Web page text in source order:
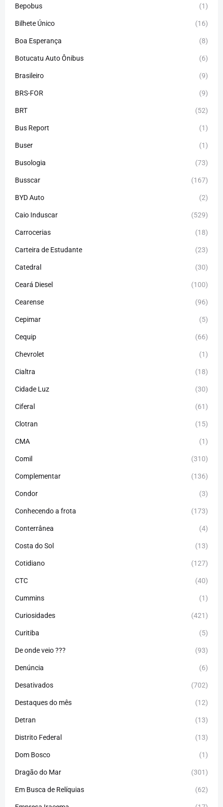
Bepobus (1)
Bilhete Único (16)
Boa Esperança (8)
Botucatu Auto Ônibus (6)
Brasileiro (9)
BRS-FOR (9)
BRT (52)
Bus Report (1)
Buser (1)
Busologia (73)
Busscar (167)
BYD Auto (2)
Caio Induscar (529)
Carrocerias (18)
Carteira de Estudante (23)
Catedral (30)
Ceará Diesel (100)
Cearense (96)
Cepimar (5)
Cequip (66)
Chevrolet (1)
Cialtra (18)
Cidade Luz (30)
Ciferal (61)
Clotran (15)
CMA (1)
Comil (310)
Complementar (136)
Condor (3)
Conhecendo a frota (173)
Conterrânea (4)
Costa do Sol (13)
Cotidiano (127)
CTC (40)
Cummins (1)
Curiosidades (421)
Curitiba (5)
De onde veio ??? (93)
Denúncia (6)
Desativados (702)
Destaques do mês (12)
Detran (13)
Distrito Federal (13)
Dom Bosco (1)
Dragão do Mar (301)
Em Busca de Relíquias (62)